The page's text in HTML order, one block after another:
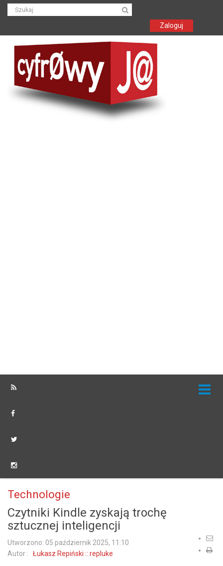
Zaloguj
Technologie
Czytniki Kindle zyskają trochę
sztucznej inteligencji
Utworzono: 05 październik 2025, 11:10
Autor : Łukasz Repiński :: repluke